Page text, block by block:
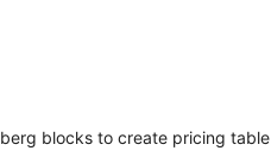
blocks to create pricing table